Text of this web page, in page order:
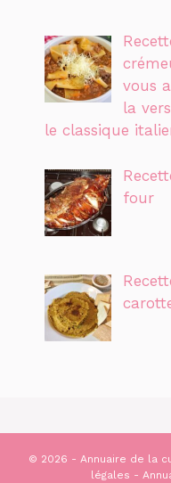
vous
la
le classique
four
© 2026 - Annuaire de la
légales -